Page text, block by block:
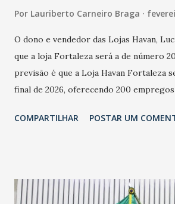
Por Lauriberto Carneiro Braga
O dono e vendedor das Lojas Havan,
que a loja Fortaleza será a de número
previsão é que a Loja Havan Fortaleza
final de 2026, oferecendo 200
Havan Fortaleza ainda não foi
COMPARTILHAR POSTAR UM